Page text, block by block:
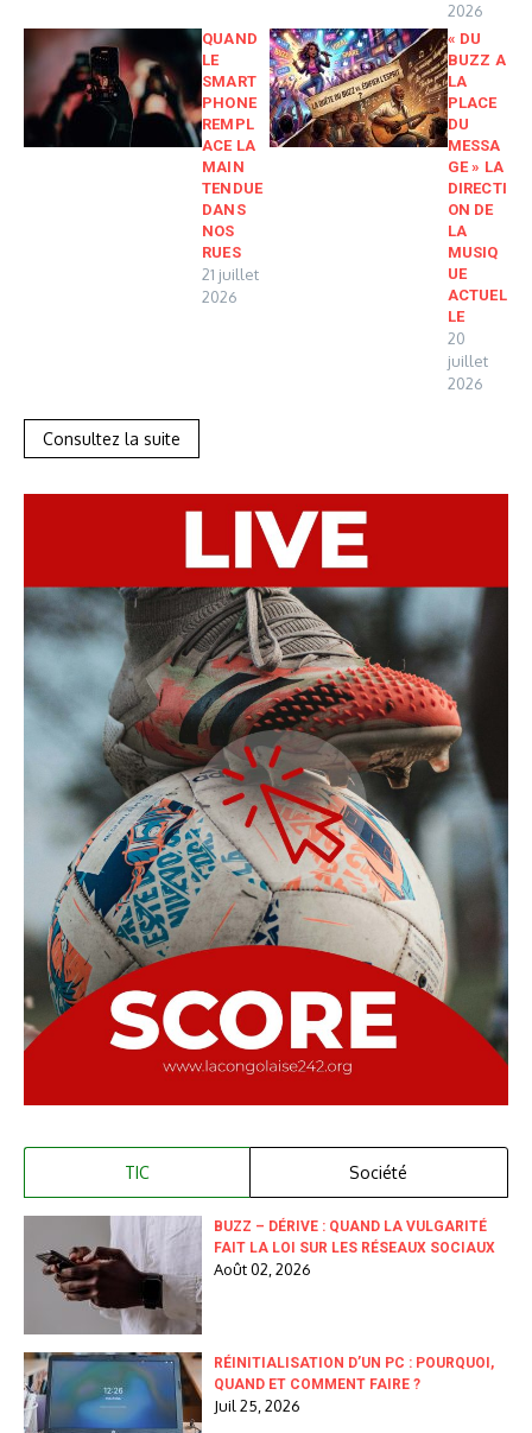
2026
QUAND
LE
SMART
PHONE
REMPL
ACE LA
MAIN
TENDUE
DANS
NOS
RUES
21 juillet
2026
« DU
BUZZ A
LA
PLACE
DU
MESSA
GE » LA
DIRECTI
ON DE
LA
MUSIQ
UE
ACTUEL
LE
20
juillet
2026
Consultez la suite
TIC Société
BUZZ – DÉRIVE : QUAND LA VULGARITÉ
FAIT LA LOI SUR LES RÉSEAUX SOCIAUX
Août 02, 2026
RÉINITIALISATION D’UN PC : POURQUOI,
QUAND ET COMMENT FAIRE ?
Juil 25, 2026